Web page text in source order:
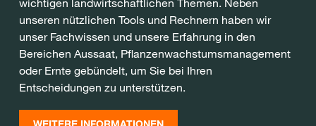
wichtigen landwirtschaftlichen Themen. Neben
unseren nützlichen Tools und Rechnern haben wir
unser Fachwissen und unsere Erfahrung in den
Bereichen Aussaat, Pflanzenwachstumsmanagement
oder Ernte gebündelt, um Sie bei Ihren
Entscheidungen zu unterstützen.
WEITERE INFORMATIONEN